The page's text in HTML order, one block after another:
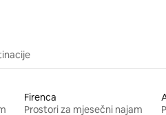
Firenca
Prostori za mjesečni najam